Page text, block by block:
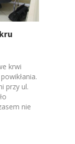
krwi
przy ul.
nie